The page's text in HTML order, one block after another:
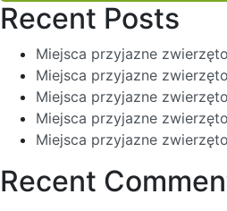
Recent Posts
Miejsca przyjazne
Miejsca przyjazne
Miejsca przyjazne
Miejsca przyjazne
Miejsca przyjazne
Recent